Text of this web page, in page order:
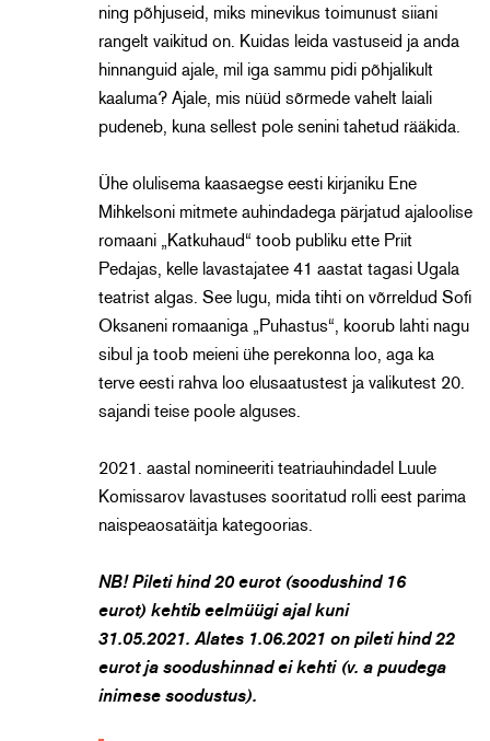
ning põhjuseid, miks minevikus toimunust siiani
rangelt vaikitud on. Kuidas leida vastuseid ja anda
hinnanguid ajale, mil iga sammu pidi põhjalikult
kaaluma? Ajale, mis nüüd sõrmede vahelt laiali
pudeneb, kuna sellest pole senini tahetud rääkida.
Ühe olulisema kaasaegse eesti kirjaniku Ene
Mihkelsoni mitmete auhindadega pärjatud ajaloolise
romaani „Katkuhaud“ toob publiku ette Priit
Pedajas, kelle lavastajatee 41 aastat tagasi Ugala
teatrist algas. See lugu, mida tihti on võrreldud Sofi
Oksaneni romaaniga „Puhastus“, koorub lahti nagu
sibul ja toob meieni ühe perekonna loo, aga ka
terve eesti rahva loo elusaatustest ja valikutest 20.
sajandi teise poole alguses.
2021. aastal nomineeriti teatriauhindadel Luule
Komissarov lavastuses sooritatud rolli eest parima
naispeaosatäitja kategoorias.
NB! Pileti hind 20 eurot (soodushind 16
eurot) kehtib eelmüügi ajal kuni
31.05.2021. Alates 1.06.2021 on pileti hind 22
eurot ja soodushinnad ei kehti (v. a puudega
inimese soodustus).